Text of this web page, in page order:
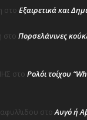
στο Εξαιρετικά και
στο Πορσελάνινες
στο Ρολόι τοίχου
στοΑυγό ή